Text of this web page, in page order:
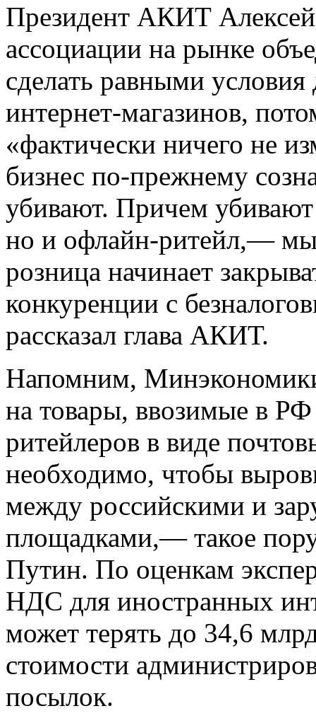
Президент АКИТ
ассоциации на рынке
сделать равными
интернет-магазинов,
«фактически ничего не
бизнес по-прежнему
убивают. Причем убивают
но и офлайн-ритейл,— мы
розница начинает
конкуренции с
рассказал глава АКИТ.
Напомним,
на товары, ввозимые в
ритейлеров в виде
необходимо, чтобы
между российскими и
площадками,— такое
Путин. По оценкам
НДС для иностранных
может терять до 34,6
стоимости
посылок.